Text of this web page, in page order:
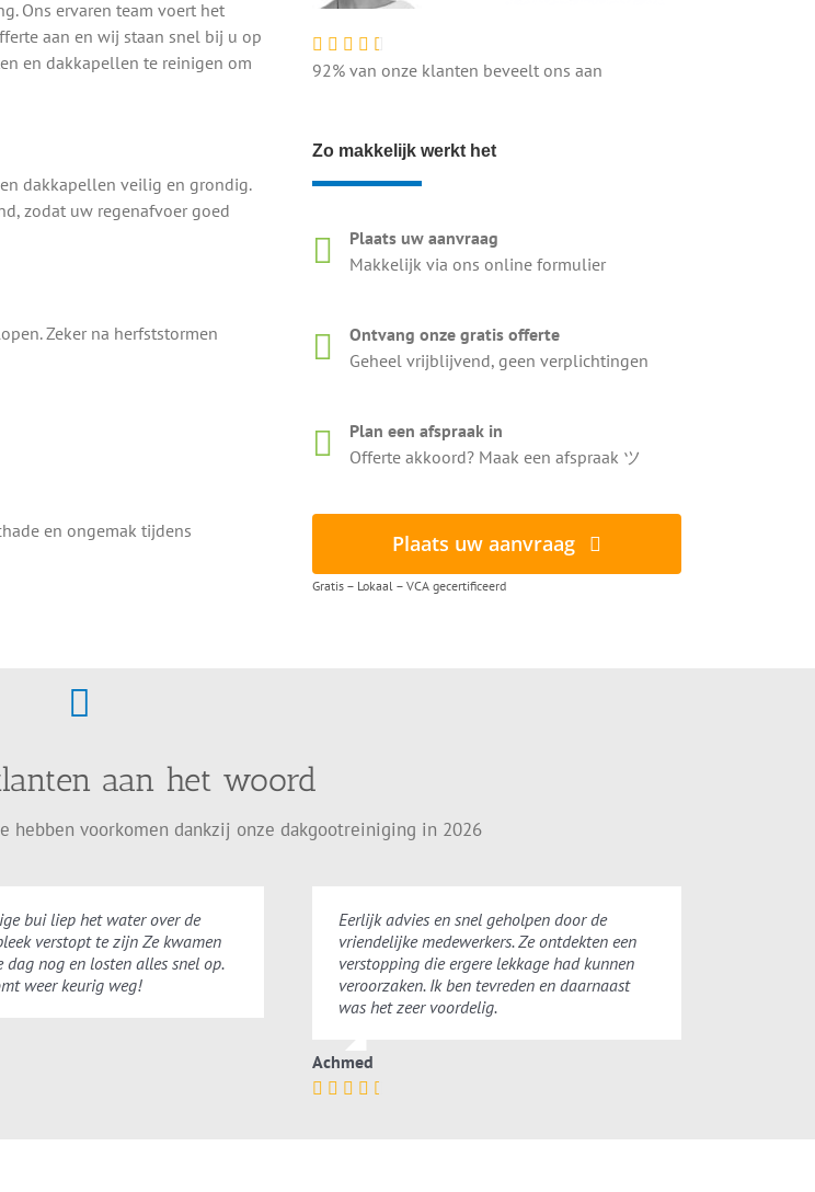
Ons ervaren team voert het
aan en wij staan snel bij u op
en dakkapellen te reinigen om
dakkapellen veilig en grondig.
zodat uw regenafvoer goed
Zeker na herfststormen
en ongemak tijdens
92% van onze klanten beveelt ons aan
Zo makkelijk werkt het
Plaats uw aanvraag
Makkelijk via ons online formulier
Ontvang onze gratis offerte
Geheel vrijblijvend, geen verplichtingen
Plan een afspraak in
Offerte akkoord? Maak een afspraak ツ
Plaats uw aanvraag
Gratis – Lokaal – VCA gecertificeerd
aan het woord
hebben voorkomen dankzij onze dakgootreiniging in 2026
bui liep het water over de
verstopt te zijn Ze kwamen
dag nog en losten alles snel op.
weer keurig weg!
Eerlijk advies en snel geholpen door de
vriendelijke medewerkers. Ze ontdekten een
verstopping die ergere lekkage had kunnen
veroorzaken. Ik ben tevreden en daarnaast
was het zeer voordelig.
Achmed